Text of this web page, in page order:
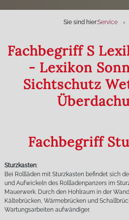
Sie sind hier:Service
Fachbegriff S
- Lexikon
Sichtschutz
Fachbegriff
Sturzkasten:
Bei Rollläden mit Sturzkasten befindet sich
und Aufwickeln des Rollladenpanzers im
Mauerwerk. Durch den Hohlraum in der
Kältebrücken, Wärmebrücken und
Wartungsarbeiten aufwändiger.